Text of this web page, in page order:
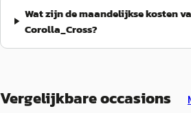
Wat zijn de maandelijkse kosten
Corolla_Cross?
Vergelijkbare occasions